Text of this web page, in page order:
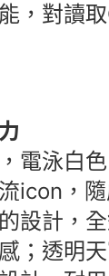
，對讀
電泳白
icon，隨
設計，
；透明